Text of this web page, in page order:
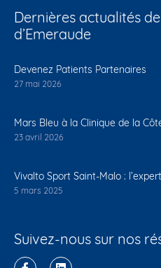
Dernières actualités
d’Emeraude
Devenez Patients Partenaires
27 mai 2026
Mars Bleu à la Clinique de la
23 avril 2026
Vivalto Sport Saint-Malo :
5 mars 2025
Suivez-nous sur nos